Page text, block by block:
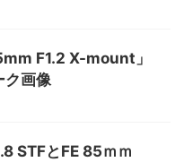
F1.2 X-mount」
ク画像
STFとFE 85ｍｍ